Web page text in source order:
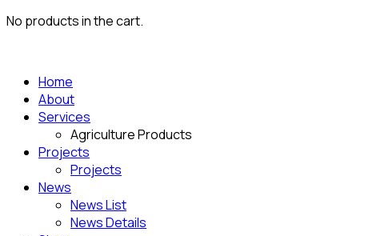
No products in the cart.
Home
About
Services
Agriculture Products
Projects
Projects
News
News List
News Details